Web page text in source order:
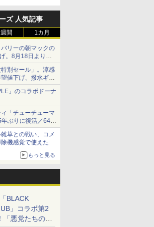
ズ 人気記事
間 1カ月
リーの朝マックの
。8月18日より
別セール」。涼感
値下げ、撥水ギア
」のコラボドーナ
「チューチューマ
ぶりに復活／64bit
」も走り回
で500円
草との戦い、コメ
機感覚で使えた
もっと見る
BLACK
」コラボ第2
悪党たちの休